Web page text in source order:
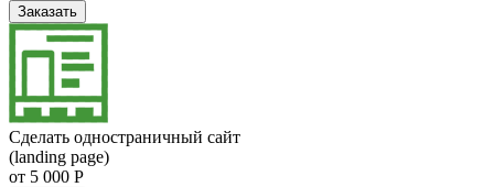
Заказать
Сделать одностраничный сайт
(landing page)
от 5 000 Р